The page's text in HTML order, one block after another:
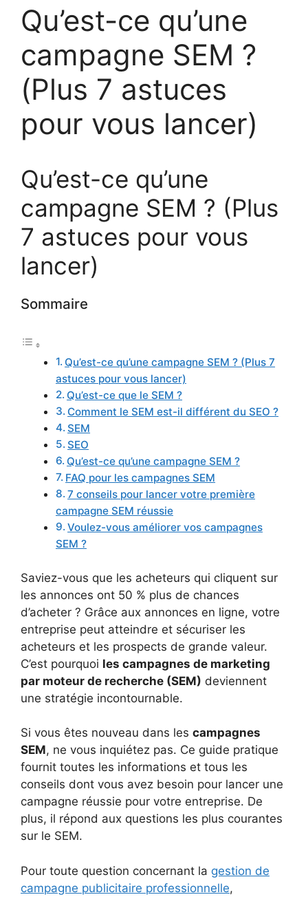
Qu’est-ce qu’une
campagne SEM ?
(Plus 7 astuces
pour vous lancer)
Qu’est-ce qu’une
campagne SEM ? (Plus
7 astuces pour vous
lancer)
Sommaire
Qu’est-ce qu’une campagne SEM ? (Plus 7
astuces pour vous lancer)
Qu’est-ce que le SEM ?
Comment le SEM est-il différent du SEO ?
SEM
SEO
Qu’est-ce qu’une campagne SEM ?
FAQ pour les campagnes SEM
7 conseils pour lancer votre première
campagne SEM réussie
Voulez-vous améliorer vos campagnes
SEM ?
Saviez-vous que les acheteurs qui cliquent sur
les annonces ont 50 % plus de chances
d’acheter ? Grâce aux annonces en ligne, votre
entreprise peut atteindre et sécuriser les
acheteurs et les prospects de grande valeur.
C’est pourquoi les campagnes de marketing
par moteur de recherche (SEM) deviennent
une stratégie incontournable.
Si vous êtes nouveau dans les campagnes
SEM, ne vous inquiétez pas. Ce guide pratique
fournit toutes les informations et tous les
conseils dont vous avez besoin pour lancer une
campagne réussie pour votre entreprise. De
plus, il répond aux questions les plus courantes
sur le SEM.
Pour toute question concernant la gestion de
campagne publicitaire professionnelle,